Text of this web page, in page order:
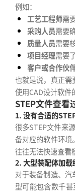
例如：
工艺工程师需
采购人员需要
质量人员需要
项目经理需要
客户或合作伙
也就是说，真正需
使用CAD设计软件
STEP文件查看
1. 没有合适的
很多STEP文件来
备对应的软件环境
往往无法快速查看
2. 大型装配体加载
对于装备制造、
型可能包含数千